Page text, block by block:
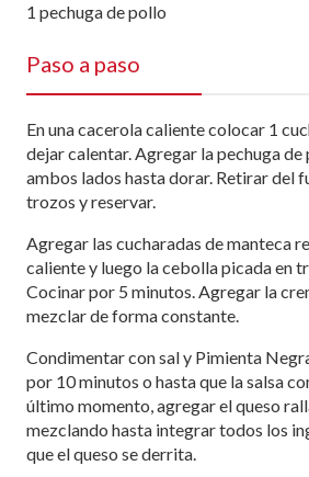
1 pechuga de pollo
Paso a paso
En una cacerola caliente colocar 1
dejar calentar. Agregar la pechuga
ambos lados hasta dorar. Retirar del
trozos y reservar.
Agregar las cucharadas de manteca
caliente y luego la cebolla picada en
Cocinar por 5 minutos. Agregar la
mezclar de forma constante.
Condimentar con sal y Pimienta
por 10 minutos o hasta que la salsa
último momento, agregar el queso
mezclando hasta integrar todos los
que el queso se derrita.